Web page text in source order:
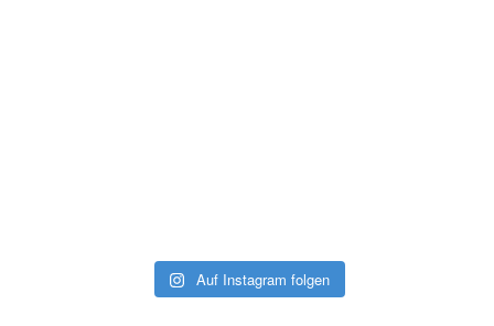
Auf Instagram folgen